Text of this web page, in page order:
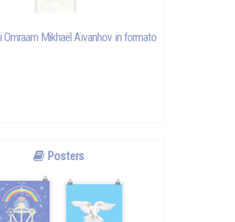
Omraam Mikhaël Aïvanhov in formato
Posters